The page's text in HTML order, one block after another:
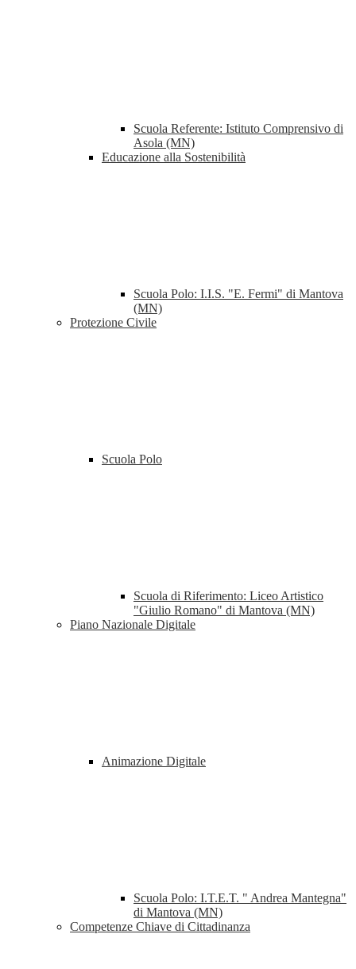
Scuola Referente: Istituto Comprensivo di
Asola (MN)
Educazione alla Sostenibilità
Scuola Polo: I.I.S. "E. Fermi" di Mantova
(MN)
Protezione Civile
Scuola Polo
Scuola di Riferimento: Liceo Artistico
"Giulio Romano" di Mantova (MN)
Piano Nazionale Digitale
Animazione Digitale
Scuola Polo: I.T.E.T. " Andrea Mantegna"
di Mantova (MN)
Competenze Chiave di Cittadinanza